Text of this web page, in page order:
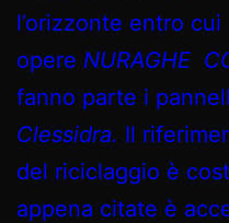
l’orizzonte entro
opere NURAGHE
fanno parte i
Clessidra. Il
del riciclaggio è
appena citate è